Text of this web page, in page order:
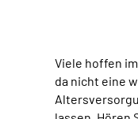
Viele hoffen
da nicht eine